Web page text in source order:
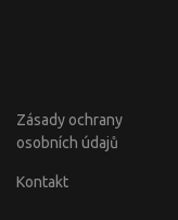
Zásady ochrany
osobních údajů
Kontakt